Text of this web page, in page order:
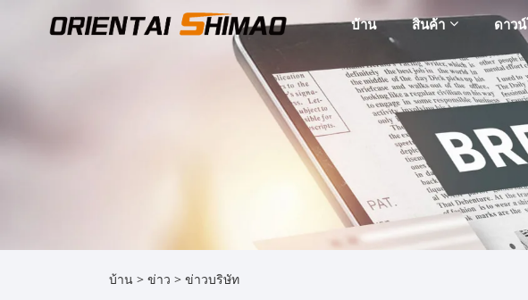
บ้าน สินค้า ดาว
บ้าน > ข่าว > ข่าวบริษัท